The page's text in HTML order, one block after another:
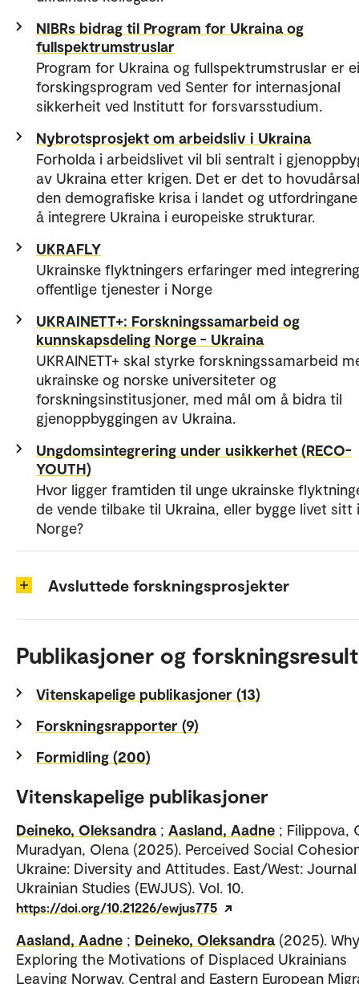
NIBRs bidrag til Program for Ukraina og
fullspektrumstruslar
Program for Ukraina og fullspektrumstruslar er
forskingsprogram ved Senter for internasjonal
sikkerheit ved Institutt for forsvarsstudium.
Nybrotsprosjekt om arbeidsliv i Ukraina
Forholda i arbeidslivet vil bli sentralt i
av Ukraina etter krigen. Det er det to
den demografiske krisa i landet og
å integrere Ukraina i europeiske strukturar.
UKRAFLY
Ukrainske flyktningers erfaringer med
offentlige tjenester i Norge
UKRAINETT+: Forskningssamarbeid og
kunnskapsdeling Norge - Ukraina
UKRAINETT+ skal styrke forskningssamarbeid
ukrainske og norske universiteter og
forskningsinstitusjoner, med mål om å bidra til
gjenoppbyggingen av Ukraina.
Ungdomsintegrering under usikkerhet (RECO-
YOUTH)
Hvor ligger framtiden til unge ukrainske
de vende tilbake til Ukraina, eller bygge livet sitt i
Norge?
Avsluttede forskningsprosjekter
Publikasjoner og
Vitenskapelige publikasjoner (13)
Forskningsrapporter (9)
Formidling (200)
Vitenskapelige publikasjoner
Deineko, Oleksandra ; Aasland, Aadne ; Filippova,
Muradyan, Olena (2025). Perceived Social
Ukraine: Diversity and Attitudes. East/West:
Ukrainian Studies (EWJUS). Vol. 10.
https://doi.org/10.21226/ewjus775
Aasland, Aadne ; Deineko, Oleksandra (2025).
Exploring the Motivations of Displaced Ukrainians
Leaving Norway. Central and Eastern European